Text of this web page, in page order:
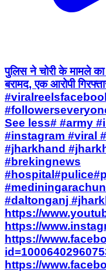
पुलिस ने चोरी के मामले
बरामद, एक आरोपी
See less# #army
#instagram #viral
#jharkhand
#brekingnews
#daltonganj
https://
https://
https://
https://